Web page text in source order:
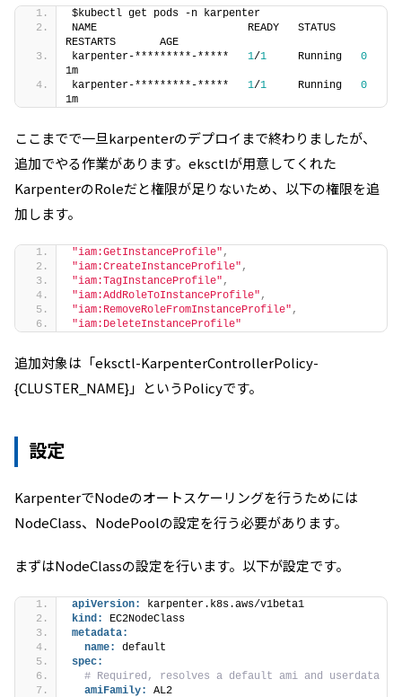
$kubectl get pods -n karpenter
NAME                        READY   STATUS
RESTARTS       AGE
karpenter-*********-***** 1/1
     Running
0
1m
karpenter-*********-***** 1/1
     Running
0
1m
ここまでで一旦karpenterのデプロイまで終わりましたが、
追加でやる作業があります。eksctlが用意してくれた
KarpenterのRoleだと権限が足りないため、以下の権限を追
加します。
"iam:GetInstanceProfile" ,
"iam:CreateInstanceProfile" ,
"iam:TagInstanceProfile" ,
"iam:AddRoleToInstanceProfile" ,
"iam:RemoveRoleFromInstanceProfile" ,
"iam:DeleteInstanceProfile"
追加対象は「eksctl-KarpenterControllerPolicy-
{CLUSTER_NAME}」というPolicyです。
設定
KarpenterでNodeのオートスケーリングを行うためには
NodeClass、NodePoolの設定を行う必要があります。
まずはNodeClassの設定を行います。以下が設定です。
apiVersion:
karpenter.k8s.aws/v1beta1
kind:
EC2NodeClass
metadata:
name:
default
spec:
# Required, resolves a default ami and userdata
amiFamily:
AL2